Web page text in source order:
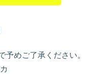
めご了承ください。